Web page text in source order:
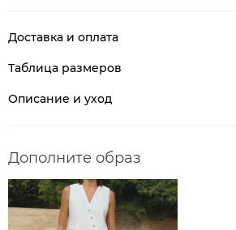
Доставка и оплата
Таблица размеров
Описание и уход
Дополните образ